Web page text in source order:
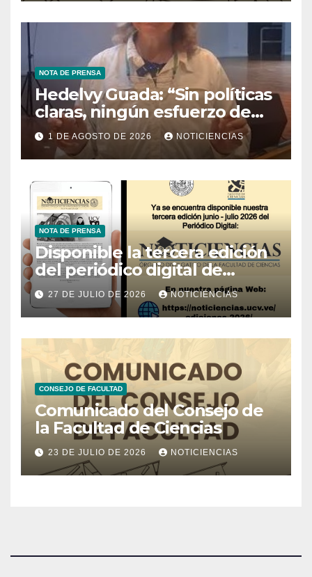
NOTA DE PRENSA
Hedelvy Guada: “Sin políticas
claras, ningún esfuerzo de
conservación rendirá frutos”
1 DE AGOSTO DE 2026 NOTICIENCIAS
NOTA DE PRENSA
Disponible la tercera edición
del periódico digital de
Noticiencias 2026
27 DE JULIO DE 2026 NOTICIENCIAS
CONSEJO DE FACULTAD
Comunicado del Consejo de
la Facultad de Ciencias
23 DE JULIO DE 2026 NOTICIENCIAS